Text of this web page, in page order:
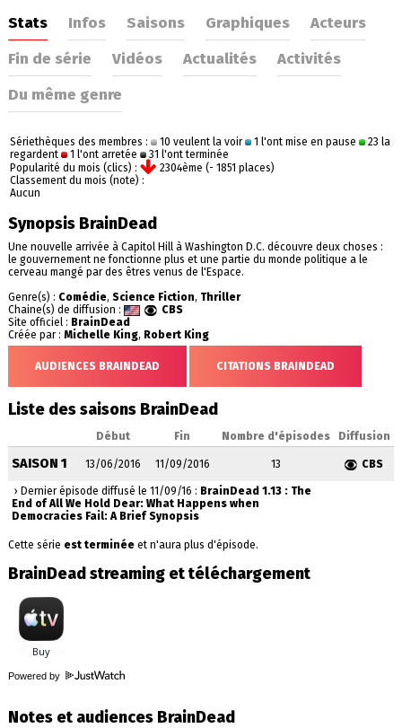
Stats Infos Saisons Graphiques
Acteurs
Fin de série
Vidéos Actualités
Activités
Du même genre
Sériethèques des membres : 10 veulent la voir 1 l'ont mise en pause
23 la
regardent
1 l'ont arretée
31 l'ont terminée
Popularité du mois (clics) :
2304ème (- 1851 places)
Classement du mois (note) :
Aucun
Synopsis BrainDead
Une nouvelle arrivée à Capitol Hill à Washington D.C. découvre deux choses :
le gouvernement ne fonctionne plus et une partie du monde politique a le
cerveau mangé par des êtres venus de l'Espace.
Genre(s) : Comédie, Science Fiction, Thriller
Chaine(s) de diffusion :
CBS
Site officiel : BrainDead
Créée par : Michelle King, Robert King
AUDIENCES BRAINDEAD CITATIONS BRAINDEAD
Liste des saisons BrainDead
Début Fin Nombre d'épisodes Diffusion
SAISON 1 13/06/2016 11/09/2016 13 CBS
› Dernier épisode diffusé le 11/09/16 : BrainDead 1.13 : The
End of All We Hold Dear: What Happens when
Democracies Fail: A Brief Synopsis
Cette série est terminéeet n'aura plus d'épisode.
BrainDead streaming et téléchargement
Powered by
Notes et audiences BrainDead